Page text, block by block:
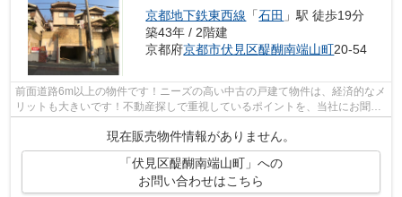
京都地下鉄東西線 「石田 」駅 徒歩19分
築43年 / 2階建
京都府京都市伏見区醍醐南端山町20-54
前面道路6m以上の物件です！ニーズの高い中古の戸建て物件は、経済的なメ
リットも大きいです！不動産探しで重視しているポイントを、当社にお聞か
せください！当社は数多くの不動産情...
現在販売物件情報がありません。
「伏見区醍醐南端山町」への
お問い合わせはこちら